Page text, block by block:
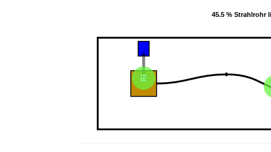
45.5 % Strahlrohr
45.5 % Strahlrohr